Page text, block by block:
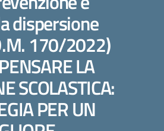
dispersione
170/2022)
LA
SCOLASTICA:
PER UN